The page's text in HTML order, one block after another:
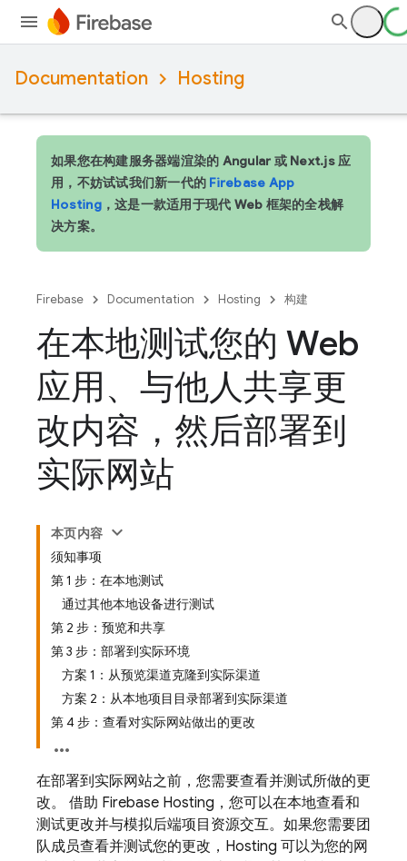
Documentation Hosting
如果您在构建服务器端渲染的 Angular 或 Next.js 应
用，不妨试试我们新一代的 Firebase App
Hosting，这是一款适用于现代 Web 框架的全栈解
决方案。
Firebase Documentation Hosting 构建
在本地测试您的 Web
应用、与他人共享更
改内容，然后部署到
实际网站
本页内容
须知事项
第 1 步：在本地测试
通过其他本地设备进行测试
第 2 步：预览和共享
第 3 步：部署到实际环境
方案 1：从预览渠道克隆到实际渠道
方案 2：从本地项目目录部署到实际渠道
第 4 步：查看对实际网站做出的更改
在部署到实际网站之前，您需要查看并测试所做的更
改。 借助 Firebase Hosting ，您可以在本地查看和
测试更改并与模拟后端项目资源交互。如果您需要团
队成员查看并测试您的更改， Hosting 可以为您的网